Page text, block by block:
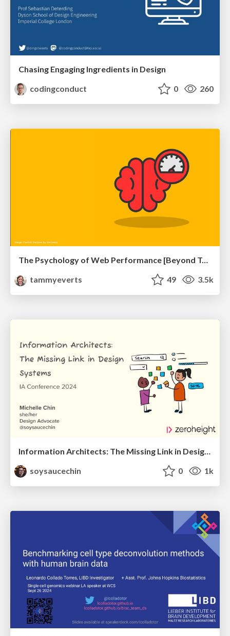
Chasing Engaging Ingredients in Design
codingconduct
0 260
The Psychology of Web Performance [Beyond Tellerrand 2023]
tammyeverts
49 3.5k
Information Architects: The Missing Link in Design Systems
soysaucechin
0 1k